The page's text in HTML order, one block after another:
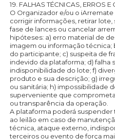
19. FALHAS TÉCNICAS, ERROS
O Organizador e/ou o
corrigir informações, retirar
fase de lances ou cancelar
hipóteses: a) erro material de
imagem ou informação técnica;
do participante; c) suspeita de
indevido da plataforma; d) falha
indisponibilidade do lote; f)
produto e sua descrição; g)
ou sanitária; h) impossibilidade
superveniente que
ou transparência da operação.
A plataforma poderá
ao leilão em caso de
técnica, ataque externo,
terceiros ou evento de força